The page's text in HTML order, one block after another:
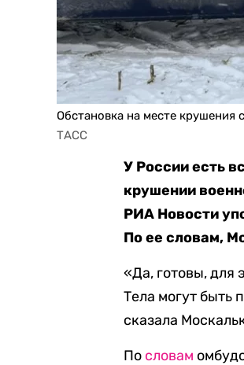
Обстановка на месте крушения
ТАСС
У России есть
крушении
РИА Новости
По ее словам,
«Да, готовы, для
Тела могут быть
сказала
По словам